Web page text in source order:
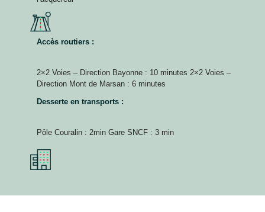
Accès routiers :
2×2 Voies – Direction Bayonne : 10 minutes 2×2 Voies –
Direction Mont de Marsan : 6 minutes
Desserte en transports :
Pôle Couralin : 2min Gare SNCF : 3 min